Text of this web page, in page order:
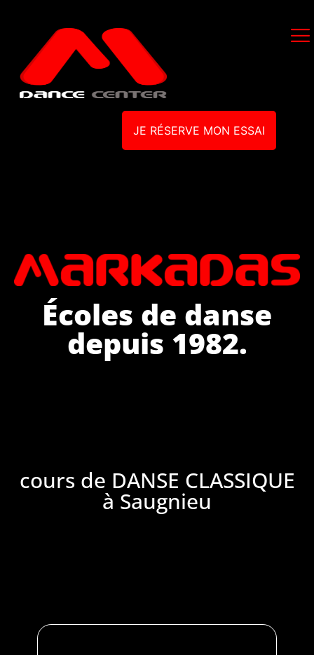
JE RÉSERVE MON ESSAI
Écoles de danse
depuis 1982.
cours de DANSE CLASSIQUE
à Saugnieu